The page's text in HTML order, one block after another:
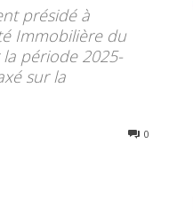
présidé à
Immobilière du
période 2025-
sur la
0